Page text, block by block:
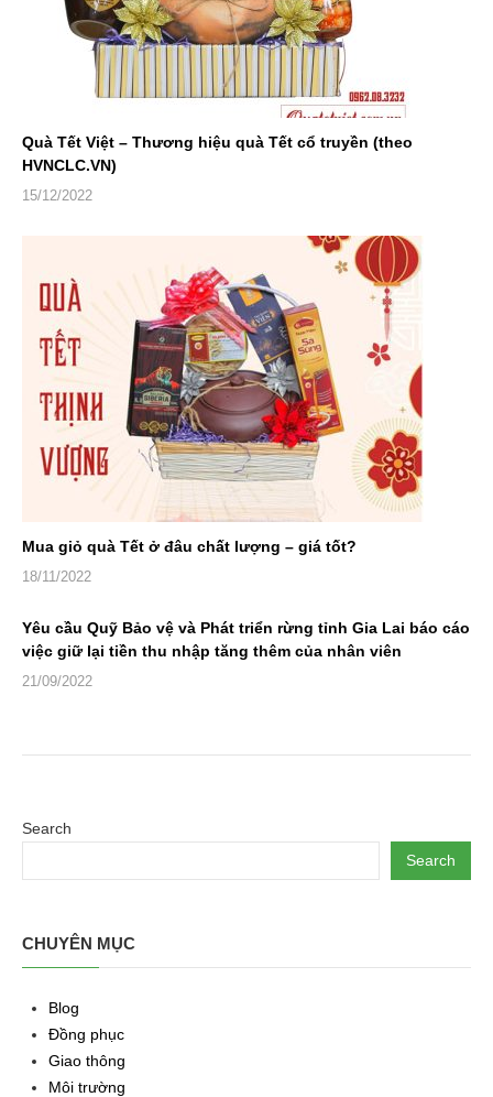
Quà Tết Việt – Thương hiệu quà Tết cổ truyền (theo
HVNCLC.VN)
15/12/2022
Mua giỏ quà Tết ở đâu chất lượng – giá tốt?
18/11/2022
Yêu cầu Quỹ Bảo vệ và Phát triển rừng tỉnh Gia Lai báo cáo
việc giữ lại tiền thu nhập tăng thêm của nhân viên
21/09/2022
Search
Search
CHUYÊN MỤC
Blog
Đồng phục
Giao thông
Môi trường